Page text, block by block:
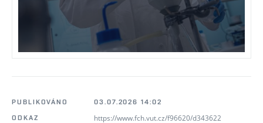
PUBLIKOVÁNO
03.07.2026 14:02
ODKAZ
https://www.fch.vut.cz/f96620/d343622